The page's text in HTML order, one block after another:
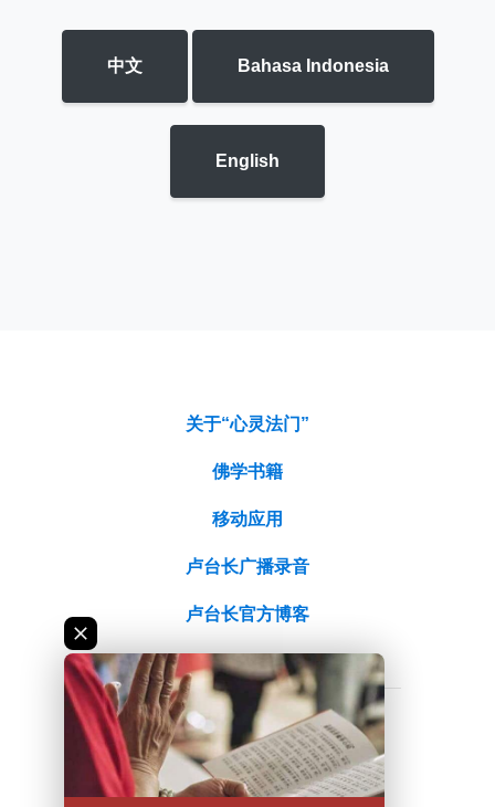
中文 Bahasa Indonesia
English
关于“心灵法门”
佛学书籍
移动应用
卢台长广播录音
卢台长官方博客